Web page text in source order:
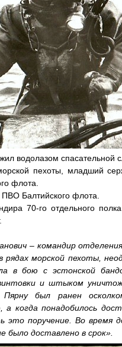
водолазом спасательной
пехоты, младший
флота.
Балтийского флота.
70-го отдельного
– командир
морской пехоты,
в бою с эстонской
и штыком
был ранен
а когда понадобилось
это поручение. Во время
было доставлено в срок».